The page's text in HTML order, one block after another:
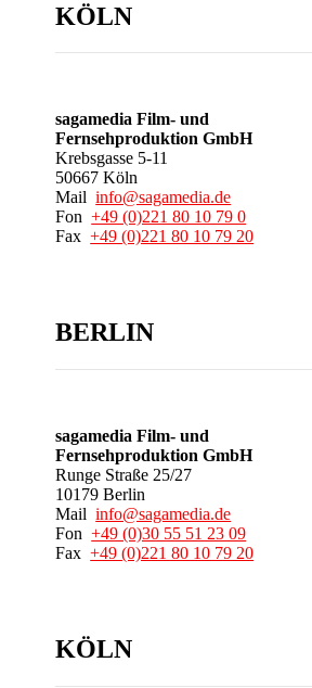
KÖLN
sagamedia Film- und
Fernsehproduktion GmbH
Krebsgasse 5-11
50667 Köln
Mailinfo@sagamedia.de
Fon+49 (0)221 80 10 79 0
Fax+49 (0)221 80 10 79 20
BERLIN
sagamedia Film- und
Fernsehproduktion GmbH
Runge Straße 25/27
10179 Berlin
Mailinfo@sagamedia.de
Fon+49 (0)30 55 51 23 09
Fax+49 (0)221 80 10 79 20
KÖLN